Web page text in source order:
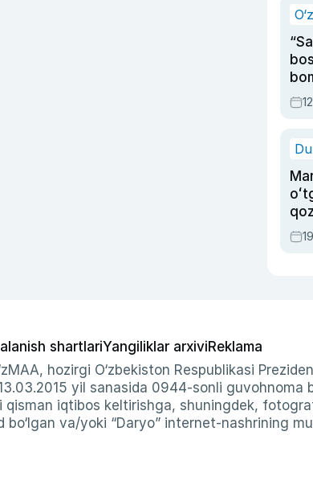
shartlariYangiliklar arxiviReklama
hozirgi O‘zbekiston Respublikasi
yil sanasida 0944-sonli guvohnoma
qisman iqtibos keltirishga, shuningdek,
va/yoki “Daryo” internet-nashrining